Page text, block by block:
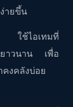
ายขึ้น
ช้ไอเทมที่
ยาวนาน เพื่อ
งคลังบ่อย